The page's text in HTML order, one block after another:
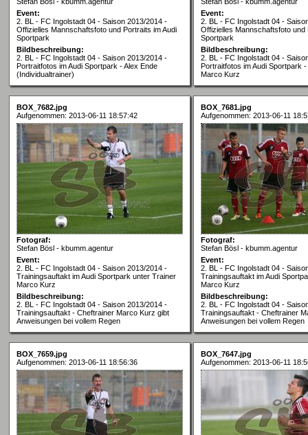
Event:
2. BL - FC Ingolstadt 04 - Saison 2013/2014 -
Offizielles Mannschaftsfoto und Portraits im Audi
Sportpark
Bildbeschreibung:
2. BL - FC Ingolstadt 04 - Saison 2013/2014 -
Portraitfotos im Audi Sportpark - Alex Ende
(Individualtrainer)
Event:
2. BL - FC Ingolstadt 04 -
Offizielles Mannschaftsfoto und
Sportpark
Bildbeschreibung:
2. BL - FC Ingolstadt 04 -
Portraitfotos im Audi Sportpark
Marco Kurz
BOX_7682.jpg
Aufgenommen: 2013-06-11 18:57:42
Fotograf:
Stefan Bösl - kbumm.agentur
Event:
2. BL - FC Ingolstadt 04 - Saison 2013/2014 -
Trainingsauftakt im Audi Sportpark unter Trainer
Marco Kurz
Bildbeschreibung:
2. BL - FC Ingolstadt 04 - Saison 2013/2014 -
Trainingsauftakt - Cheftrainer Marco Kurz gibt
Anweisungen bei vollem Regen
BOX_7681.jpg
Aufgenommen: 2013-06-11
Fotograf:
Stefan Bösl - kbumm.agentur
Event:
2. BL - FC Ingolstadt 04 -
Trainingsauftakt im Audi
Marco Kurz
Bildbeschreibung:
2. BL - FC Ingolstadt 04 -
Trainingsauftakt - Cheftrainer
Anweisungen bei vollem Regen
BOX_7659.jpg
Aufgenommen: 2013-06-11 18:56:36
BOX_7647.jpg
Aufgenommen: 2013-06-11